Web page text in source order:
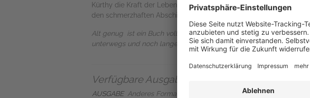
Kürthy die Kraft der Lebensmitte, das Wunder des
den schmerzhaften Abschieden und der wuchtigen Gleichzeitigkeit
Alt genug ist ein Buch voller Erkenntnisse und Bekenntnisse. Es
unterwegs und noch lange nicht angekommen sind.
Verfügbare Ausgaben
AUSGABE Anderes Format
Auf NetGalley
NetGalley-Reader